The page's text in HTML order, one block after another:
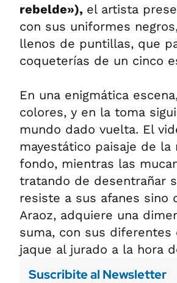
rebelde»), el artista
con sus uniformes
llenos de puntillas, que
coqueterías de un cinco
En una enigmática
colores, y en la toma
mundo dado vuelta. El
mayestático paisaje de
fondo, mientras las
tratando de desentrañar
resiste a sus afanes sino
Araoz, adquiere una
suma, con sus
jaque al jurado a la hora
Suscribite al Newsletter